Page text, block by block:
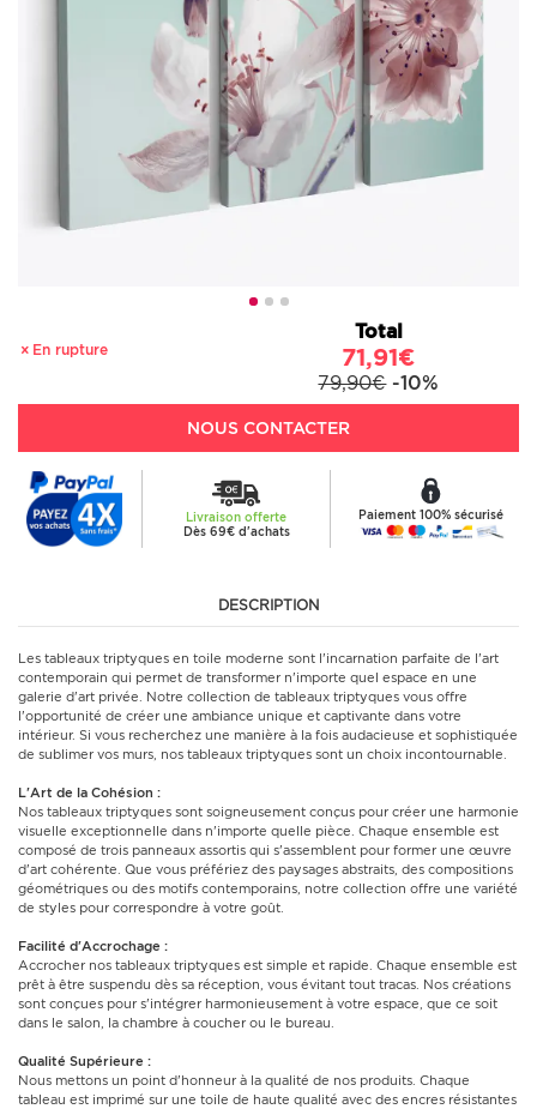
En rupture
Total
71,91€
79,90€ -10%
NOUS CONTACTER
Livraison offerte
Dès 69€ d'achats
Paiement 100% sécurisé
DESCRIPTION
Les tableaux triptyques en toile moderne sont l'incarnation parfaite de l'art
contemporain qui permet de transformer n'importe quel espace en une
galerie d'art privée. Notre collection de tableaux triptyques vous offre
l'opportunité de créer une ambiance unique et captivante dans votre
intérieur. Si vous recherchez une manière à la fois audacieuse et sophistiquée
de sublimer vos murs, nos tableaux triptyques sont un choix incontournable.
L'Art de la Cohésion :
Nos tableaux triptyques sont soigneusement conçus pour créer une harmonie
visuelle exceptionnelle dans n'importe quelle pièce. Chaque ensemble est
composé de trois panneaux assortis qui s'assemblent pour former une œuvre
d'art cohérente. Que vous préfériez des paysages abstraits, des compositions
géométriques ou des motifs contemporains, notre collection offre une variété
de styles pour correspondre à votre goût.
Facilité d'Accrochage :
Accrocher nos tableaux triptyques est simple et rapide. Chaque ensemble est
prêt à être suspendu dès sa réception, vous évitant tout tracas. Nos créations
sont conçues pour s'intégrer harmonieusement à votre espace, que ce soit
dans le salon, la chambre à coucher ou le bureau.
Qualité Supérieure :
Nous mettons un point d'honneur à la qualité de nos produits. Chaque
tableau est imprimé sur une toile de haute qualité avec des encres résistantes